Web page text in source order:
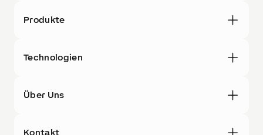
Produkte
Technologien
Über Uns
Kontakt